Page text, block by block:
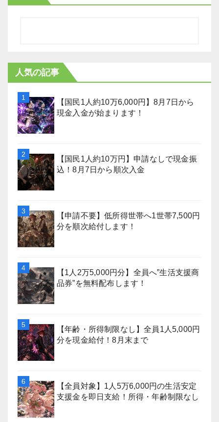
人気の記事
【国民1人約10万6,000円】8月7日から
現金入金が始まります！
【国民1人約10万円】申請なしで現金振
込！8月7日から順次入金
【申請不要】低所得世帯へ1世帯7,500円
分を順次給付します！
【1人2万5,000円分】全員へ”生活支援商
品券”を無料配布します！
【年齢・所得制限なし】全員1人5,000円
分を現金給付！8月末まで
【全員対象】1人5万6,000円の生活安定
支援金を即日支給！所得・年齢制限なし